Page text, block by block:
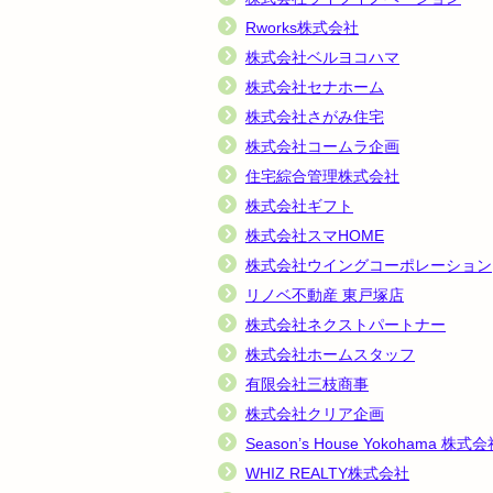
Rworks株式会社
株式会社ベルヨコハマ
株式会社セナホーム
株式会社さがみ住宅
株式会社コームラ企画
住宅綜合管理株式会社
株式会社ギフト
株式会社スマHOME
株式会社ウイングコーポレーション
リノベ不動産 東戸塚店
株式会社ネクストパートナー
株式会社ホームスタッフ
有限会社三枝商事
株式会社クリア企画
Season’s House Yokohama 株式会
WHIZ REALTY株式会社